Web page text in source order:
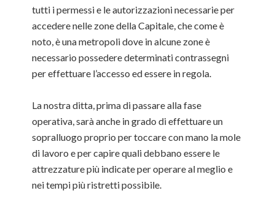
tutti i permessi e le autorizzazioni necessarie per
accedere nelle zone della Capitale, che come è
noto, è una metropoli dove in alcune zone è
necessario possedere determinati contrassegni
per effettuare l’accesso ed essere in regola.
La nostra ditta, prima di passare alla fase
operativa, sarà anche in grado di effettuare un
sopralluogo proprio per toccare con mano la mole
di lavoro e per capire quali debbano essere le
attrezzature più indicate per operare al meglio e
nei tempi più ristretti possibile.